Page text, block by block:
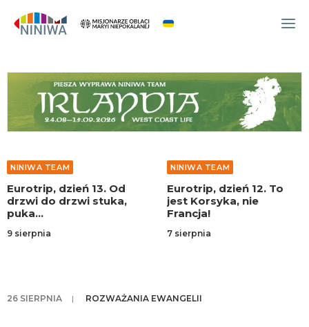
WYDARZENIA
O NAS
WSPÓLNOTA
NINIWA TEAM
FESTIWAL ŻYCIA
WOLONTARIAT
AKTUALNOŚCI
NINIWA TEAM
Eurotrip, dzień 13. Od
drzwi do drzwi stuka,
puka…
9 sierpnia
NINIWA TEAM
Eurotrip, dzień 12. To
jest Korsyka, nie
Francja!
7 sierpnia
26 SIERPNIA | ROZWAŻANIA EWANGELII